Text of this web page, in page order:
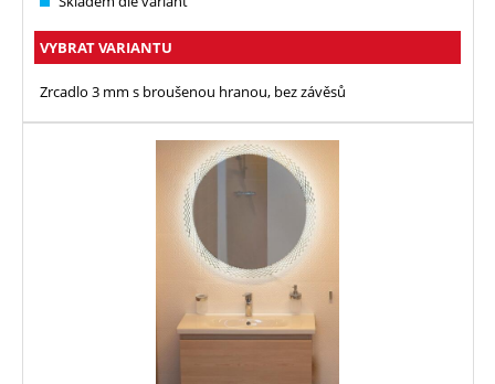
VYBRAT VARIANTU
Zrcadlo 3 mm s broušenou hranou, bez závěsů